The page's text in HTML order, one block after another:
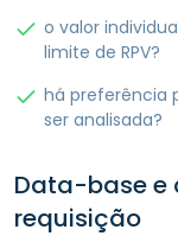
o valor
limite de RPV?
há preferência
ser analisada?
Data-base e
requisição